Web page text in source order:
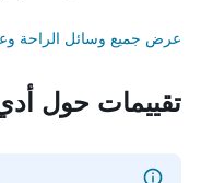
عرض جميع وسائل الراحة
تقييمات حول